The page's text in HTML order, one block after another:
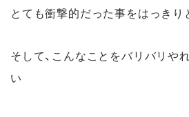
とても衝撃的だった事をはっきり
そして、こんなことをバリバリや
い